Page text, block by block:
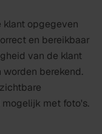
opgegeven
en bereikbaar
van de klant
berekend.
met foto's.